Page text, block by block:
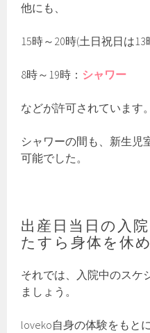
他にも、
15時～20時(土日祝日は13
8時～19時： シャワー
などが許可されています。
シャワーの間も、新生児
可能でした。
出産日当日の入
たすら身体を休
それでは、入院中のスケ
ましょう。
loveko自身の体験をもと